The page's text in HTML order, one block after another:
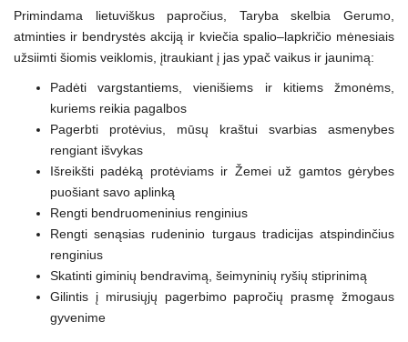
Primindama lietuviškus papročius, Taryba skelbia Gerumo,
atminties ir bendrystės akciją ir kviečia spalio–lapkričio mėnesiais
užsiimti šiomis veiklomis, įtraukiant į jas ypač vaikus ir jaunimą:
Padėti vargstantiems, vienišiems ir kitiems žmonėms,
kuriems reikia pagalbos
Pagerbti protėvius, mūsų kraštui svarbias asmenybes
rengiant išvykas
Išreikšti padėką protėviams ir Žemei už gamtos gėrybes
puošiant savo aplinką
Rengti bendruomeninius renginius
Rengti senąsias rudeninio turgaus tradicijas atspindinčius
renginius
Skatinti giminių bendravimą, šeimyninių ryšių stiprinimą
Gilintis į mirusiųjų pagerbimo papročių prasmę žmogaus
gyvenime